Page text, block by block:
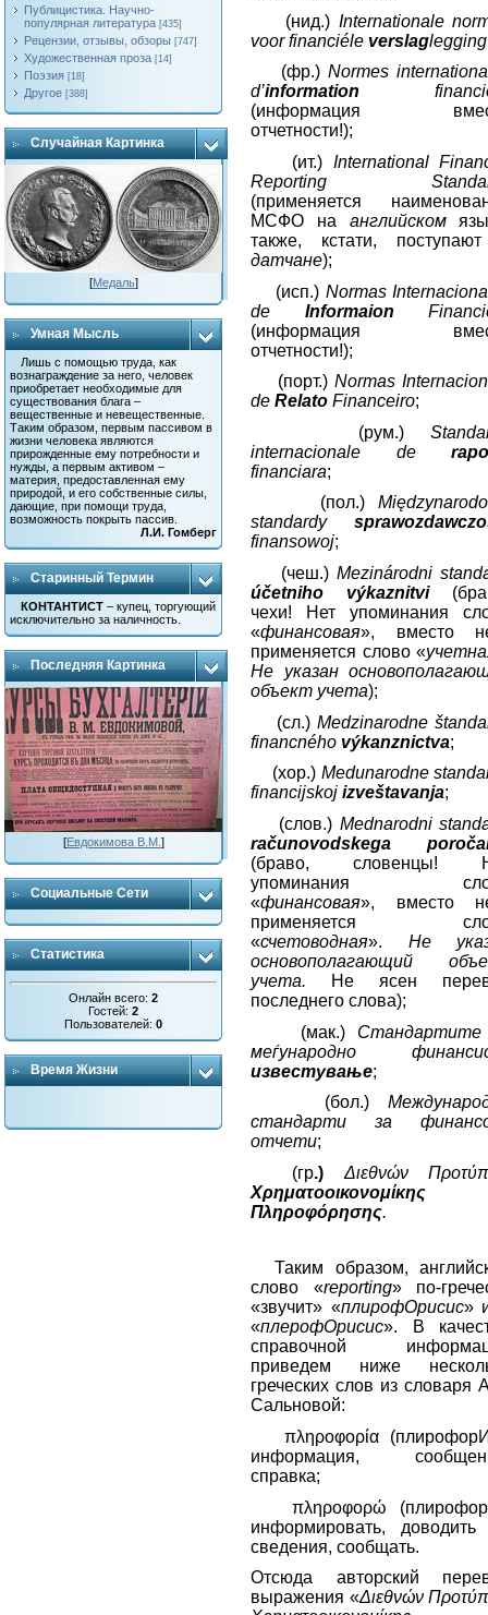
Публицистика. Научно-
популярная литература [435]
Рецензии, отзывы, обзоры [747]
Художественная проза [14]
Поэзия [18]
Другое [388]
Случайная Картинка
[Медаль]
Умная Мысль
Лишь с помощью труда, как
вознаграждение за него, человек
приобретает необходимые для
существования блага –
вещественные и невещественные.
Таким образом, первым пассивом в
жизни человека являются
прирожденные ему потребности и
нужды, а первым активом –
материя, предоставленная ему
природой, и его собственные силы,
дающие, при помощи труда,
возможность покрыть пассив.
Л.И. Гомберг
Старинный Термин
КОНТАНТИСТ – купец, торгующий
исключительно за наличность.
Последняя Картинка
[Евдокимова В.М. ]
Социальные Сети
Статистика
Онлайн всего:2
Гостей:2
Пользователей:0
Время Жизни
(нид.) Internationale
voor financiéle verslaglegging
(фр.)Normes
d’information
(информация
отчетности!);
(ит.) International
Reporting
(применяется
МСФО на английском
также, кстати,
датчане);
(исп.) Normas
de Informaion
(информация
отчетности!);
(порт.)Normas
deRelato Financeiro;
(рум.)
internacionale de
financiara;
(пол.)
standardy
finansowoj;
(чеш.)Mezinárodni
účetniho výkaznitvi
чехи! Нет упоминания
«финансовая», вместо
применяется слово «
Не указан
объект учета);
(сл.)Medzinarodne
financného výkanznictva;
(хор.) Medunarodne
financijskojizveštavanja;
(слов.) Mednarodni
računovodskega
(браво, словенцы!
упоминания
«финансовая», вместо
применяется
«счетоводная». Не
основополагающий
учета. Не ясен
последнего слова);
(мак.) Стандартите
меѓународно
известување;
(бол.)
стандарти за
отчети;
(гр.) Διεθνών
Χρηματοοικονομίκης
Πληροφόρησης.
Таким образом,
слово «reporting» по-
«звучит» «плирофОрисис»
«плерофОрисис». В
справочной
приведем ниже
греческих слов из словаря
Сальновой:
πληροφορία
информация,
справка;
πληροφορώ
информировать,
сведения, сообщать.
Отсюда авторский
выражения «Διεθνών